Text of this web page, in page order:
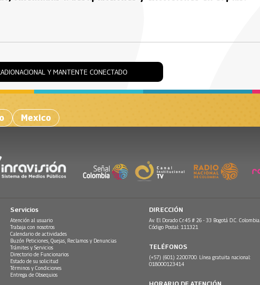
Y MANTENTE CONECTADO
Mexico
Servicios
Atención al usuario
Trabaja con nosotros
Calendario de actividades
Buzón Peticiones, Quejas, Reclamos y Denuncias
Trámites y Servicios
Directorio de Funcionarios
Estado de su solicitud
Términos y Condiciones
Entrega de Obsequios
DIRECCIÓN
Av. El Dorado Cr.45 # 26 - 33 Bogotá D.C. Colombia.
Código Postal: 111321
TELÉFONOS
(+57) (601) 2200700. Línea gratuita nacional:
018000123414